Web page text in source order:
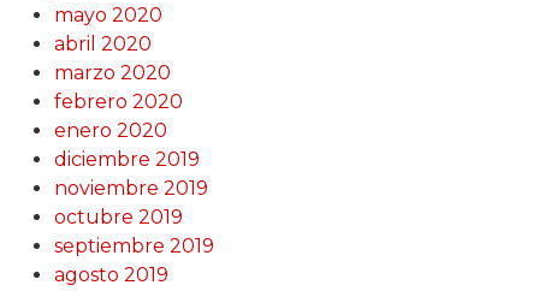
mayo 2020
abril 2020
marzo 2020
febrero 2020
enero 2020
diciembre 2019
noviembre 2019
octubre 2019
septiembre 2019
agosto 2019